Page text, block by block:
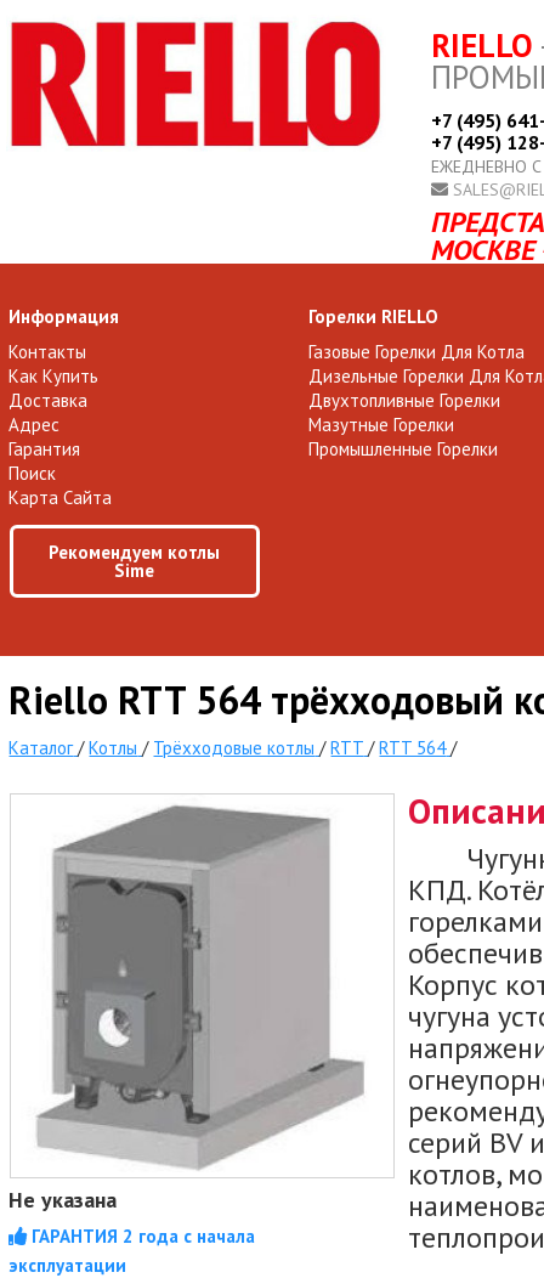
RIELLO
+7 (495)
+7 (495)
ЕЖЕДНЕВНО
МОСКВЕ
Информация
Контакты
Как Купить
Доставка
Адрес
Гарантия
Поиск
Карта Сайта
Рекомендуем котлы
Sime
Горелки RIELLO
Газовые Горелки Для Котла
Дизельные Горелки Для
Двухтопливные Горелки
Мазутные Горелки
Промышленные Горелки
Riello RTT 564 трёхходовый
Каталог /Котлы / Трёхходовые котлы /RTT /RTT 564 /
Не указана
ГАРАНТИЯ 2 года с начала
эксплуатации
КПД.
Корпус
чугуна
серий BV
котлов,